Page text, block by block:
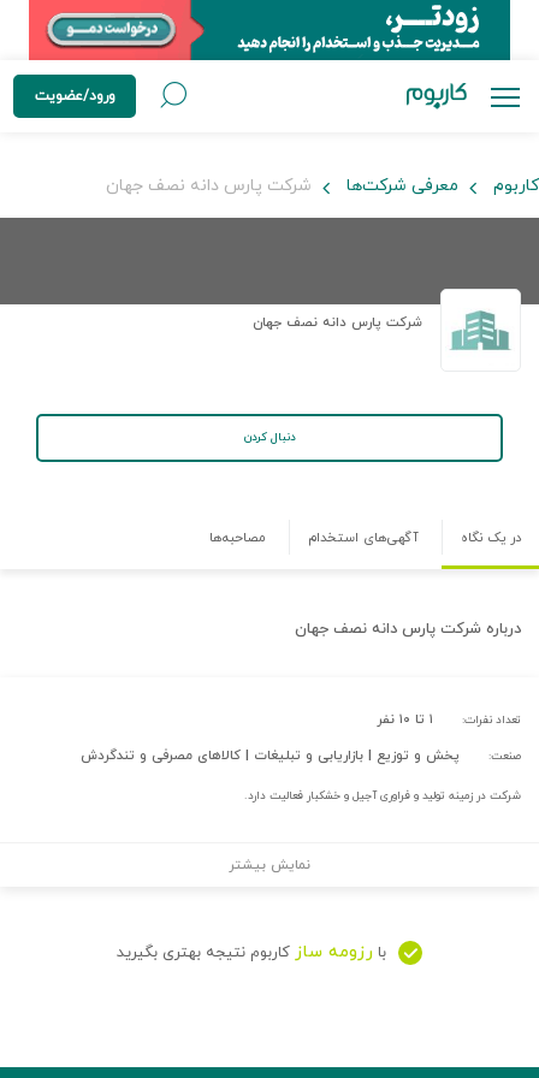
ورود/عضویت
کاربوم معرفی شرکت‌ها شرکت پارس دانه نصف جهان
شرکت پارس دانه نصف جهان
دنبال کردن
در یک نگاه آگهی‌های استخدام مصاحبه‌ها
درباره شرکت پارس دانه نصف جهان
تعداد نفرات: ۱ تا ۱۰ نفر
صنعت: پخش و توزیع | بازاریابی و تبلیغات | کالاهای مصرفی و تندگردش
شرکت در زمینه تولید و فراوری آجیل و خشکبار فعالیت دارد.
نمایش بیشتر
با رزومه ساز کاربوم نتیجه بهتری بگیرید